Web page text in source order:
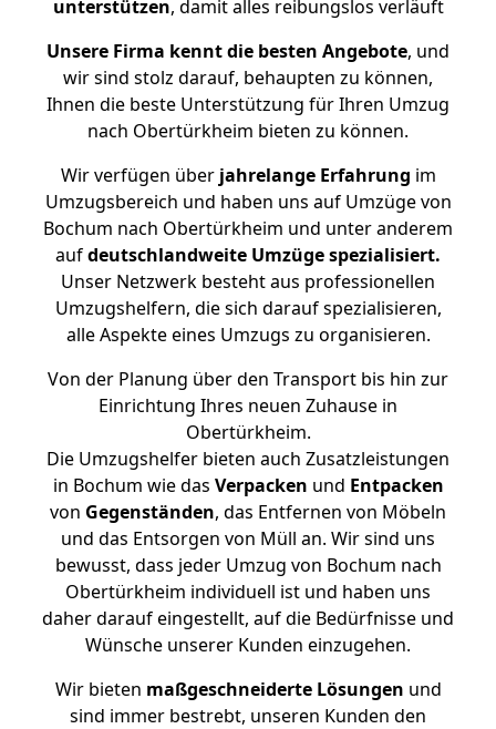
unterstützen, damit alles reibungslos verläuft
Unsere Firma kennt die besten Angebote, und
wir sind stolz darauf, behaupten zu können,
Ihnen die beste Unterstützung für Ihren Umzug
nach Obertürkheim bieten zu können.
Wir verfügen überjahrelange Erfahrung im
Umzugsbereich und haben uns auf Umzüge von
Bochum nach Obertürkheim und unter anderem
aufdeutschlandweite Umzüge spezialisiert.
Unser Netzwerk besteht aus professionellen
Umzugshelfern, die sich darauf spezialisieren,
alle Aspekte eines Umzugs zu organisieren.
Von der Planung über den Transport bis hin zur
Einrichtung Ihres neuen Zuhause in
Obertürkheim.
Die Umzugshelfer bieten auch Zusatzleistungen
in Bochum wie das Verpacken und Entpacken
von Gegenständen, das Entfernen von Möbeln
und das Entsorgen von Müll an. Wir sind uns
bewusst, dass jeder Umzug von Bochum nach
Obertürkheim individuell ist und haben uns
daher darauf eingestellt, auf die Bedürfnisse und
Wünsche unserer Kunden einzugehen.
Wir bieten maßgeschneiderte Lösungen und
sind immer bestrebt, unseren Kunden den